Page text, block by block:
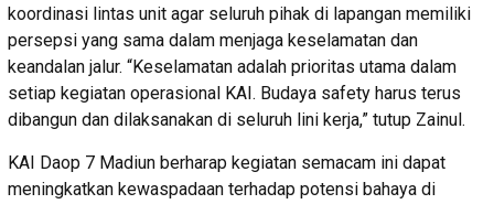
koordinasi lintas unit agar seluruh pihak di lapangan memiliki
persepsi yang sama dalam menjaga keselamatan dan
keandalan jalur. “Keselamatan adalah prioritas utama dalam
setiap kegiatan operasional KAI. Budaya safety harus terus
dibangun dan dilaksanakan di seluruh lini kerja,” tutup Zainul.
KAI Daop 7 Madiun berharap kegiatan semacam ini dapat
meningkatkan kewaspadaan terhadap potensi bahaya di